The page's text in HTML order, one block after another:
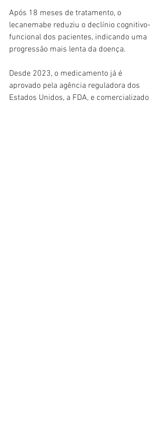
Após 18 meses de tratamento, o
lecanemabe reduziu o declínio cognitivo-
funcional dos pacientes, indicando uma
progressão mais lenta da doença.
Desde 2023, o medicamento já é
aprovado pela agência reguladora dos
Estados Unidos, a FDA, e comercializado